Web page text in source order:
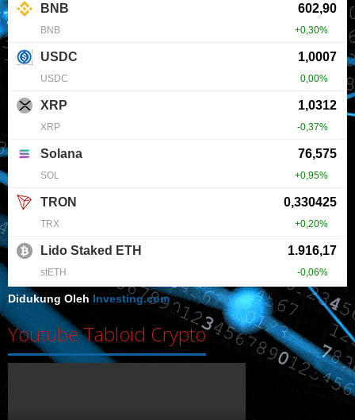
Didukung Oleh Investing.com
Youtube Tabloid Crypto